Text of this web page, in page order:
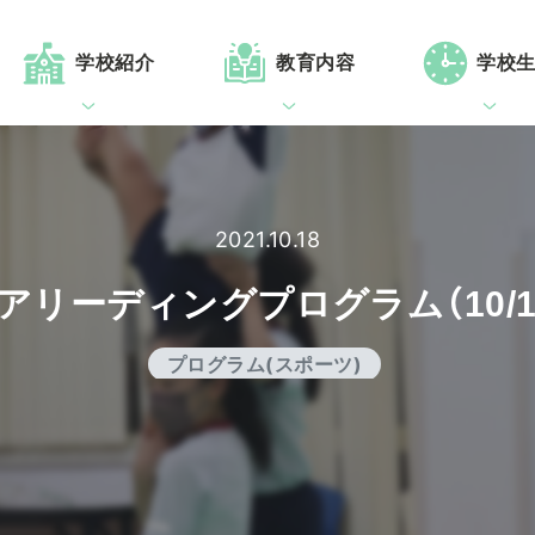
学校紹介 教育内容 学校
2021.10.18
リーディングプログラム（10/
プログラム(スポーツ)